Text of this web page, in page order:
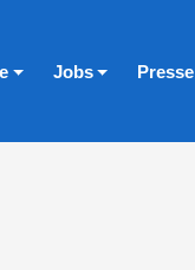
Jobs Presse